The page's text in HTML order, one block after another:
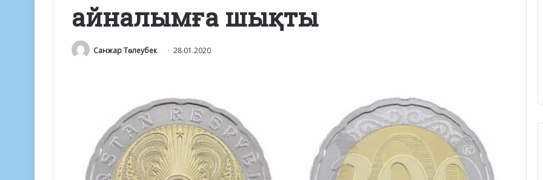
айналымға шықты
Санжар Төлеубек 28.01.2020